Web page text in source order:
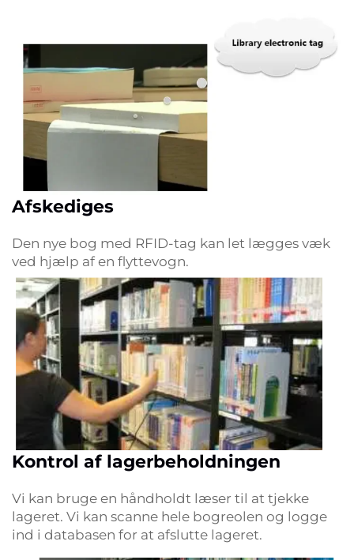
Afskediges
Den nye bog med RFID-tag kan let lægges væk
ved hjælp af en flyttevogn.
Kontrol af lagerbeholdningen
Vi kan bruge en håndholdt læser til at tjekke
lageret. Vi kan scanne hele bogreolen og logge
ind i databasen for at afslutte lageret.